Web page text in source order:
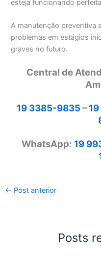
esteja funcionando
A manutenção preventiva
problemas em estágios
graves no futuro.
Central de
19 3385-9835 –
WhatsApp: 19
← Post anterior
Posts